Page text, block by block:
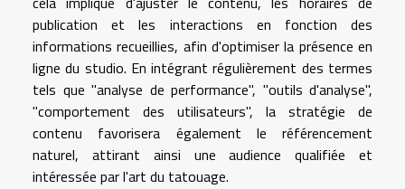
publication et les interactions en fonction des
informations recueillies, afin d'optimiser la présence en
ligne du studio. En intégrant régulièrement des termes
tels que "analyse de performance", "outils d'analyse",
"comportement des utilisateurs", la stratégie de
contenu favorisera également le référencement
naturel, attirant ainsi une audience qualifiée et
intéressée par l'art du tatouage.